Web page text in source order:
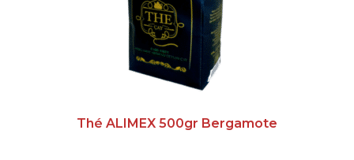
Thé ALIMEX 500gr Bergamote